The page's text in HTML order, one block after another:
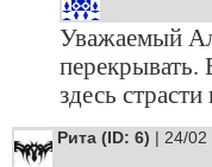
Уважаемый
перекрывать.
здесь
Рита (ID: 6) | 24/02